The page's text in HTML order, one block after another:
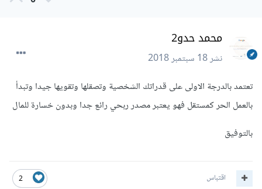
محمد حدو2
نشر18 سبتمبر 2018
تعتمد بالدرجة الاولى على قدراتك الشخصية وتصقلها وتقويها جيدا وتبدأ
بالعمل الحر كمستقل فهو يعتبر مصدر ربحي رائع جدا وبدون خسارة للمال
بالتوفيق
2 اقتباس